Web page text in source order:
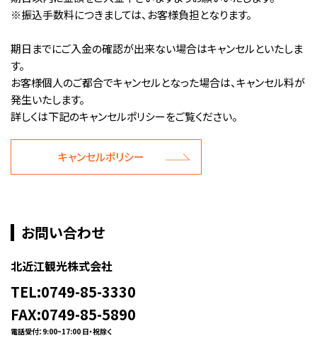
※振込手数料につきましては、お客様負担となります。
期日までにご入金の確認が出来ない場合はキャンセルといたしま
す。
お客様個人のご都合でキャンセルとなった場合は、キャンセル料が
発生いたします。
詳しくは下記のキャンセルポリシーをご覧ください。
キャンセルポリシー
お問い合わせ
北近江観光株式会社
TEL:0749-85-3330
FAX:0749-85-5890
電話受付：9:00~17:00 日・祝除く